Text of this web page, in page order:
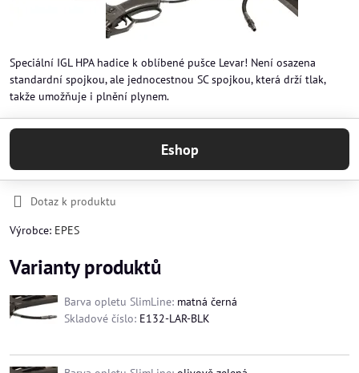
Speciální IGL HPA hadice k oblíbené pušce Levar! Není osazena
standardní spojkou, ale jednocestnou SC spojkou, která drží tlak,
takže umožňuje i plnění plynem.
Eshop
Dotaz k produktu
Výrobce: EPES
Varianty produktů
Barva opletu SlimLine: matná černá
Skladové číslo: E132-LAR-BLK